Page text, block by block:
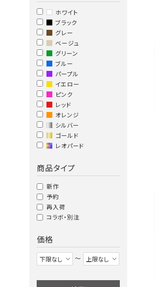
ホワイト
ブラック
グレー
ベージュ
グリーン
ブルー
パープル
イエロー
ピンク
レッド
オレンジ
シルバー
ゴールド
レオパード
商品タイプ
新作
予約
再入荷
コラボ・別注
価格
〜